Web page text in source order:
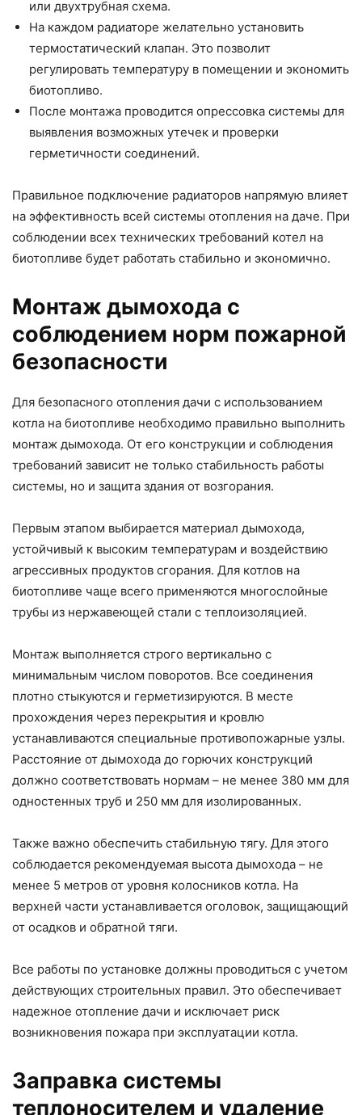
или двухтрубная схема.
На каждом радиаторе желательно установить
термостатический клапан. Это позволит
регулировать температуру в помещении и экономить
биотопливо.
После монтажа проводится опрессовка системы для
выявления возможных утечек и проверки
герметичности соединений.
Правильное подключение радиаторов напрямую влияет
на эффективность всей системы отопления на даче. При
соблюдении всех технических требований котел на
биотопливе будет работать стабильно и экономично.
Монтаж дымохода с
соблюдением норм пожарной
безопасности
Для безопасного отопления дачи с использованием
котла на биотопливе необходимо правильно выполнить
монтаж дымохода. От его конструкции и соблюдения
требований зависит не только стабильность работы
системы, но и защита здания от возгорания.
Первым этапом выбирается материал дымохода,
устойчивый к высоким температурам и воздействию
агрессивных продуктов сгорания. Для котлов на
биотопливе чаще всего применяются многослойные
трубы из нержавеющей стали с теплоизоляцией.
Монтаж выполняется строго вертикально с
минимальным числом поворотов. Все соединения
плотно стыкуются и герметизируются. В месте
прохождения через перекрытия и кровлю
устанавливаются специальные противопожарные узлы.
Расстояние от дымохода до горючих конструкций
должно соответствовать нормам – не менее 380 мм для
одностенных труб и 250 мм для изолированных.
Также важно обеспечить стабильную тягу. Для этого
соблюдается рекомендуемая высота дымохода – не
менее 5 метров от уровня колосников котла. На
верхней части устанавливается оголовок, защищающий
от осадков и обратной тяги.
Все работы по установке должны проводиться с учетом
действующих строительных правил. Это обеспечивает
надежное отопление дачи и исключает риск
возникновения пожара при эксплуатации котла.
Заправка системы
теплоносителем и удаление